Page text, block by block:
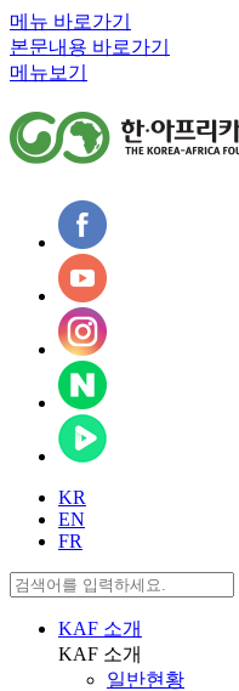
메뉴 바로가기
본문내용 바로가기
메뉴보기
KR
EN
FR
KAF 소개
KAF 소개
일반현황